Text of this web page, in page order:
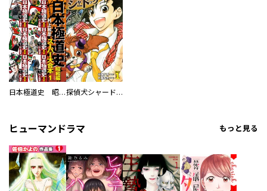
日本極道史 昭和編 スーパー大合本 探偵犬シャードック（新装版）
ヒューマンドラマ もっと見る